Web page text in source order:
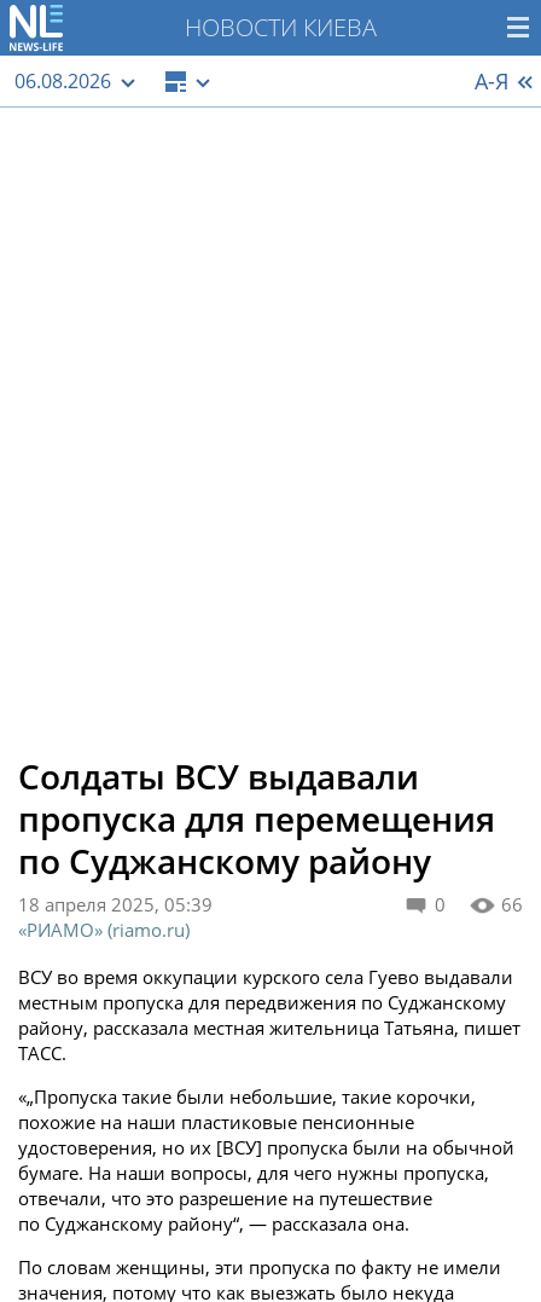
НОВОСТИ КИЕВА
06.08.2026 А-Я
Солдаты ВСУ выдавали
пропуска для перемещения
по Суджанскому району
0 66
18 апреля 2025, 05:39
«РИАМО» (riamo.ru)
ВСУ во время оккупации курского села Гуево выдавали
местным пропуска для передвижения по Суджанскому
району, рассказала местная жительница Татьяна, пишет
ТАСС.
«„Пропуска такие были небольшие, такие корочки,
похожие на наши пластиковые пенсионные
удостоверения, но их [ВСУ] пропуска были на обычной
бумаге. На наши вопросы, для чего нужны пропуска,
отвечали, что это разрешение на путешествие
по Суджанскому району“, — рассказала она.
По словам женщины, эти пропуска по факту не имели
значения, потому что как выезжать было некуда